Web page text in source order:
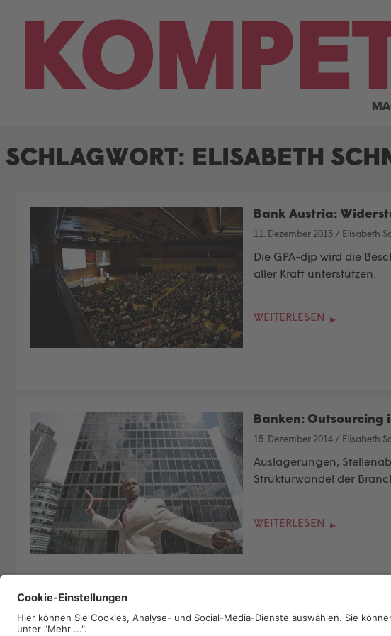
SCHLAGWORT: ELISABETH
Bank Austria:
11. Dezember 2015 / Elisabeth
Die GPA-djp wird die
aller Kraft unterstützen.
WEITERLESEN
Banken: Outsourcing
15. Dezember 2014 / Elisabeth
Auslagerungen,
Strukturwandel der
WEITERLESEN